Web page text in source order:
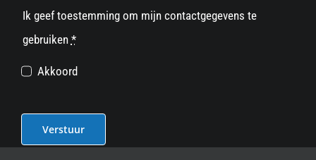
Ik geef toestemming om mijn contactgegevens te
gebruiken *
Akkoord
Verstuur